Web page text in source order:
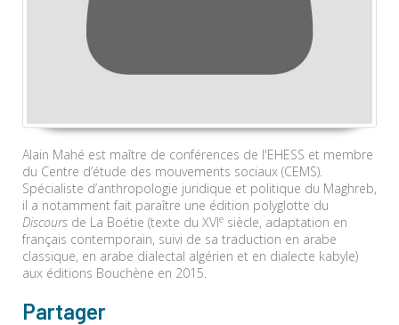
Alain Mahé est maître de conférences de l'EHESS et membre
du Centre d’étude des mouvements sociaux (CEMS).
Spécialiste d’anthropologie juridique et politique du Maghreb,
il a notamment fait paraître une édition polyglotte du
Discours de La Boétie (texte du XVIe siècle, adaptation en
français contemporain, suivi de sa traduction en arabe
classique, en arabe dialectal algérien et en dialecte kabyle)
aux éditions Bouchène en 2015.
Partager